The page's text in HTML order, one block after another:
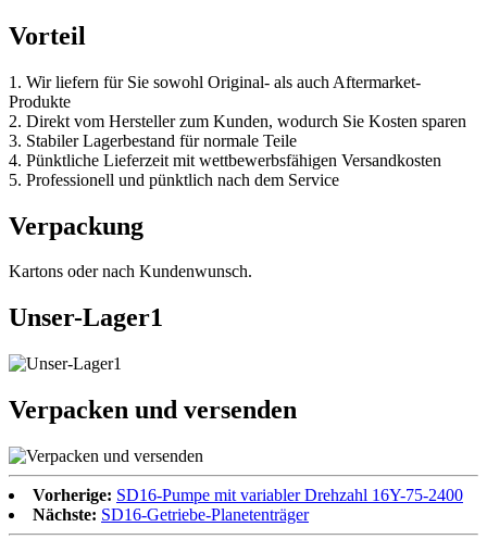
Vorteil
1. Wir liefern für Sie sowohl Original- als auch Aftermarket-
Produkte
2. Direkt vom Hersteller zum Kunden, wodurch Sie Kosten sparen
3. Stabiler Lagerbestand für normale Teile
4. Pünktliche Lieferzeit mit wettbewerbsfähigen Versandkosten
5. Professionell und pünktlich nach dem Service
Verpackung
Kartons oder nach Kundenwunsch.
Unser-Lager1
Verpacken und versenden
Vorherige: SD16-Pumpe mit variabler Drehzahl 16Y-75-2400
Nächste: SD16-Getriebe-Planetenträger